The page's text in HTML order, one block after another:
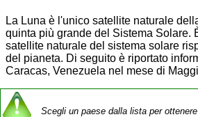
La Luna è l'unico satellite naturale
quinta più grande del Sistema Solare.
satellite naturale del sistema solare
del pianeta. Di seguito è riportato
Caracas, Venezuela nel mese di
Scegli un paese dalla lista per